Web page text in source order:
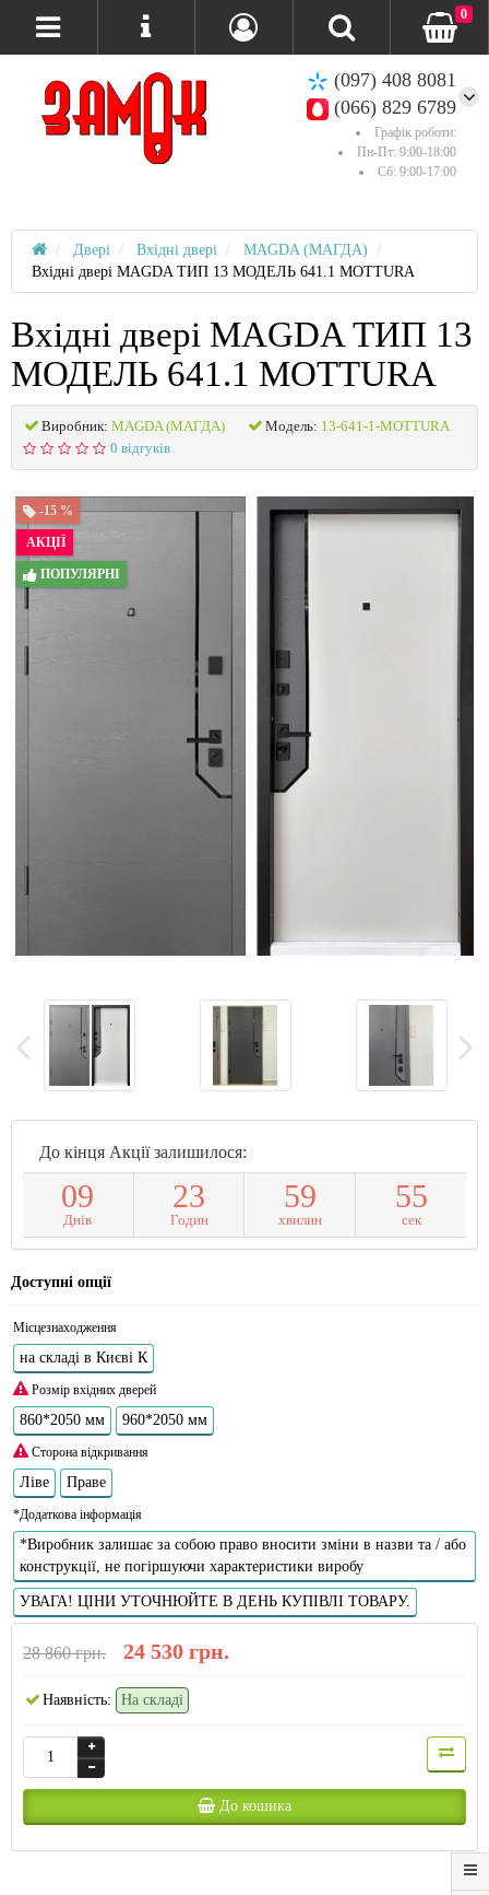
(097) 408 8081
(066) 829 6789
Графік роботи:
Пн-Пт: 9:00-18:00
Сб: 9:00-17:00
0
Двері Вхідні двері
MAGDA (МАГДА)
Вхідні двері MAGDA ТИП 13 МОДЕЛЬ 641.1 MOTTURA
Вхідні двері MAGDA ТИП 13
МОДЕЛЬ 641.1 MOTTURA
Виробник: MAGDA (МАГДА) Модель: 13-641-1-MOTTURA
0 відгуків
-15 %
АКЦІЇ
ПОПУЛЯРНІ
До кінця Акції залишилося:
09
Днів
23
Годин
59
хвилин
54
сек
Доступні опції
Місцезнаходження
на складі в Києві К
Розмір вхідних дверей
860*2050 мм 960*2050 мм
Сторона відкривання
Ліве Праве
*Додаткова інформація
*Виробник залишає за собою право вносити зміни в назви та / або
конструкції, не погіршуючи характеристики виробу
УВАГА! ЦІНИ УТОЧНЮЙТЕ В ДЕНЬ КУПІВЛІ ТОВАРУ.
28 860 грн. 24 530 грн.
Наявність: На складі
До кошика